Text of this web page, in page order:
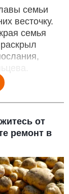
семьи
весточку.
семья
от
ремонт в